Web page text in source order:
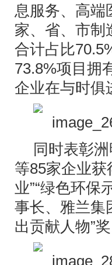
息服务、高端
家、省、市制
合计占比
73.8%项目拥
企业在与时俱
同时表彰
等85家企业获
业”“绿色环保
事长、雅兰集
出贡献人物”奖